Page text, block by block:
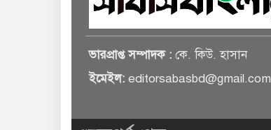
ভারপ্রাপ্ত সম্পাদক : কে. কিউ. হাসান
ইমেইল: editorsabasbd@gmail.com